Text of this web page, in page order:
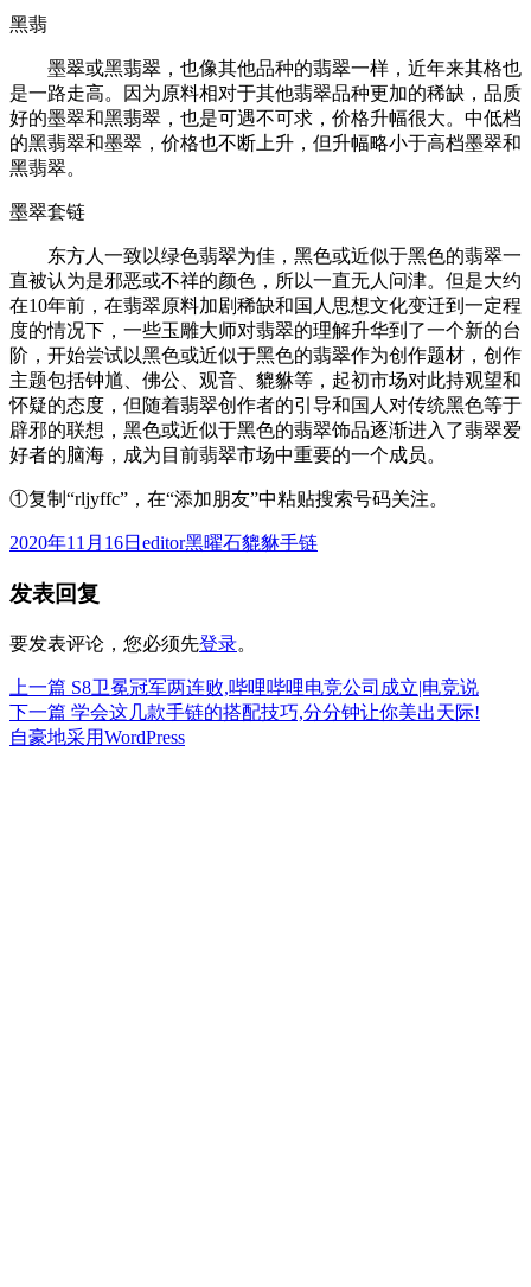
黑翡
墨翠或黑翡翠，也像其他品种的翡翠一样，近年来其格也
是一路走高。因为原料相对于其他翡翠品种更加的稀缺，品质
好的墨翠和黑翡翠，也是可遇不可求，价格升幅很大。中低档
的黑翡翠和墨翠，价格也不断上升，但升幅略小于高档墨翠和
黑翡翠。
墨翠套链
东方人一致以绿色翡翠为佳，黑色或近似于黑色的翡翠一
直被认为是邪恶或不祥的颜色，所以一直无人问津。但是大约
在10年前，在翡翠原料加剧稀缺和国人思想文化变迁到一定程
度的情况下，一些玉雕大师对翡翠的理解升华到了一个新的台
阶，开始尝试以黑色或近似于黑色的翡翠作为创作题材，创作
主题包括钟馗、佛公、观音、貔貅等，起初市场对此持观望和
怀疑的态度，但随着翡翠创作者的引导和国人对传统黑色等于
辟邪的联想，黑色或近似于黑色的翡翠饰品逐渐进入了翡翠爱
好者的脑海，成为目前翡翠市场中重要的一个成员。
①复制“rljyffc”，在“添加朋友”中粘贴搜索号码关注。
发
于
2020年11月16日 作
editor分
黑曜石貔貅手链
发表回复
要发表评论，您必须先登录。
文
章
上一篇 上
篇
文
S8卫冕冠军两连败,哔哩哔哩电竞公司成立|电竞说
下一篇 下
篇
学会这几款手链的搭配技巧,分分钟让你美出天际!
自豪地采用WordPress